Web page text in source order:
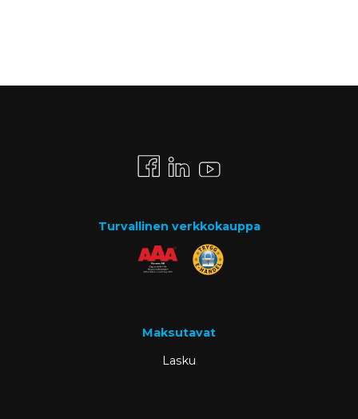
Turvallinen verkkokauppa
Maksutavat
Lasku